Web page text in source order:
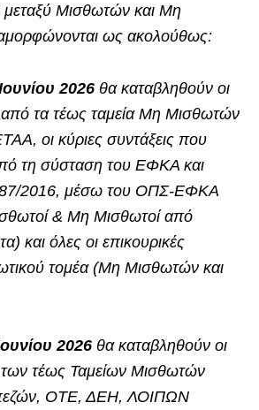
μεταξύ Μισθωτών και Μη
ως ακολούθως:
2026 θα καταβληθούν οι
από τα τέως ταμεία Μη Μισθωτών
οι κύριες συντάξεις που
τη σύσταση του ΕΦΚΑ και
2016, μέσω του ΟΠΣ-ΕΦΚΑ
& Μη Μισθωτοί από
και όλες οι επικουρικές
τομέα (Μη Μισθωτών και
2026 θα καταβληθούν οι
των τέως Ταμείων Μισθωτών
ΟΤΕ, ΔΕΗ, ΛΟΙΠΩΝ